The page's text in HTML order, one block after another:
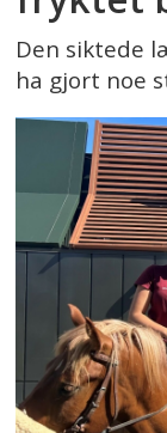
Den siktede
ha gjort noe